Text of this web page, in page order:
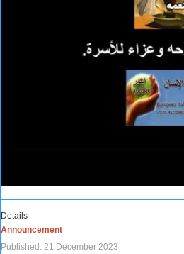
Details
Announcement
Published: 21 December 2023